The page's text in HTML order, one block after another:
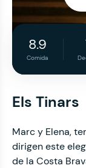
8.9
Comida
Els Tinars
Marc y Elena,
dirigen este
de la Costa